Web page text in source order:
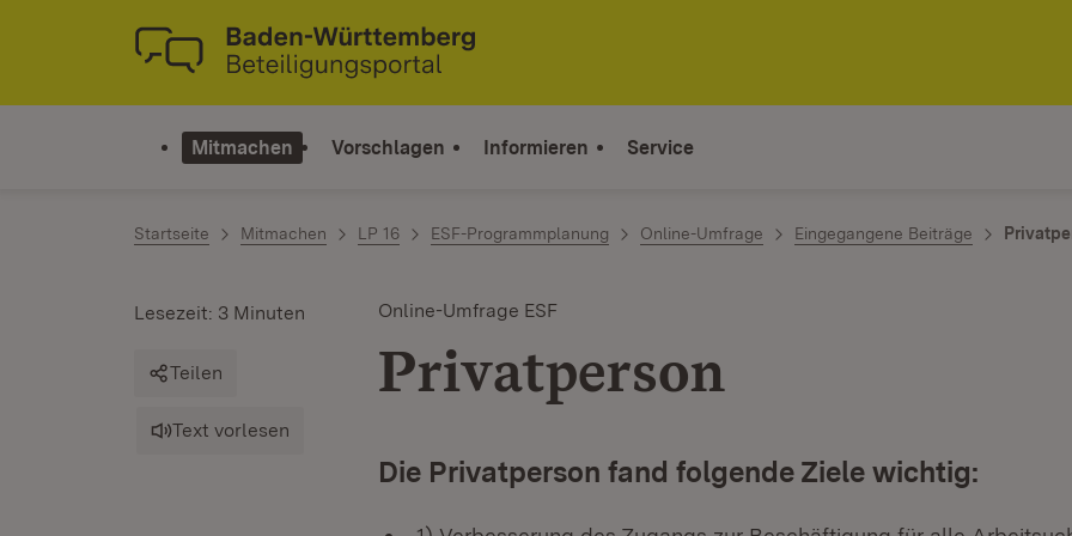
Zum Inhalt springen
Link zur Startseite
Mitmachen Vorschlagen Informieren Service
Startseite Mitmachen LP 16 ESF-Programmplanung Online-Umfrage Eingegangene Beiträge
Online-Umfrage ESF
Privatperson
Lesezeit: 3 Minuten
Teilen
Text vorlesen
Die Privatperson fand folgende Ziele wichtig: